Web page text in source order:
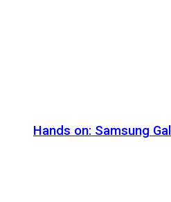
Hands on: Samsung